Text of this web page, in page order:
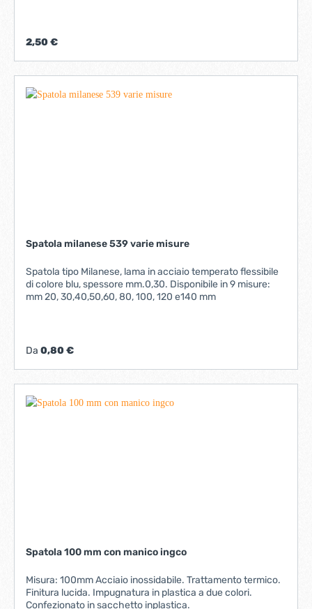
2,50 €
Spatola milanese 539 varie misure
Spatola tipo Milanese, lama in acciaio temperato flessibile
di colore blu, spessore mm.0,30. Disponibile in 9 misure:
Da 0,80 €
Spatola 100 mm con manico ingco
Misura: 100mm Acciaio inossidabile. Trattamento termico.
Finitura lucida. Impugnatura in plastica a due colori.
Confezionato in sacchetto inplastica.